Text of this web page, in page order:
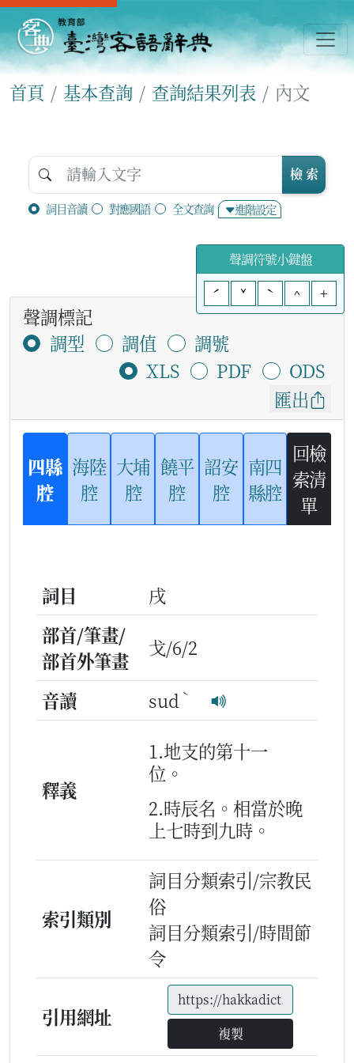
首頁 基本查詢 查詢結果列表 內文
詞目音讀 對應國語 全文查詢 進階設定
檢 索
聲調符號小鍵盤
ˊ
ˇ ˋ ^ +
聲調標記
調型
調值
調號
XLS
PDF
ODS
匯出
四縣
腔
海陸
腔
大埔
腔
饒平
腔
詔安
腔
南四
縣腔
回檢
索清
單
詞目
戌
部首/筆畫/
部首外筆畫
戈/6/2
音讀 sud ˋ
釋義
1.地支的第十一
位。
2.時辰名。相當於晚
上七時到九時。
索引類別
詞目分類索引/宗教民
俗
詞目分類索引/時間節
令
引用網址
複製